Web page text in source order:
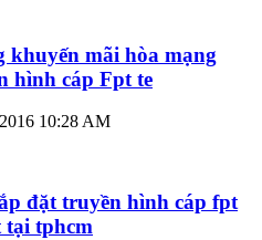
khuyến mãi hòa mạng
hình cáp Fpt te
10:28 AM
đặt truyền hình cáp fpt
tại tphcm